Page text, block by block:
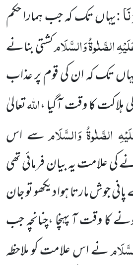
:یہاں تک کہ جب ہمارا حکم
الصَّلٰوۃُ وَالسَّلَامکشتی بنانے
تک کہ ان کی قوم پر عذاب
کا وقت آگیا ،اللہتعالیٰ
الصَّلٰوۃُ وَالسَّلَامسے اس
علامت یہ بیان فرمائی تھی
جوش مارتا ہوا دیکھو تو جان
کا وقت آ پہنچا ،چنانچہ جب
نے اس علامت کو ملاحظہ